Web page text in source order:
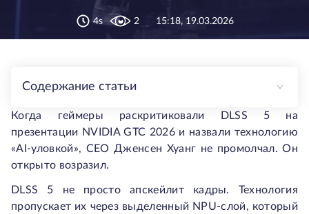
4s 2 15:18, 19.03.2026
Содержание статьи
Когда геймеры раскритиковали DLSS 5 на
презентации NVIDIA GTC 2026 и назвали технологию
«AI-уловкой», CEO Дженсен Хуанг не промолчал. Он
открыто возразил.
DLSS 5 не просто апскейлит кадры. Технология
пропускает их через выделенный NPU-слой, который